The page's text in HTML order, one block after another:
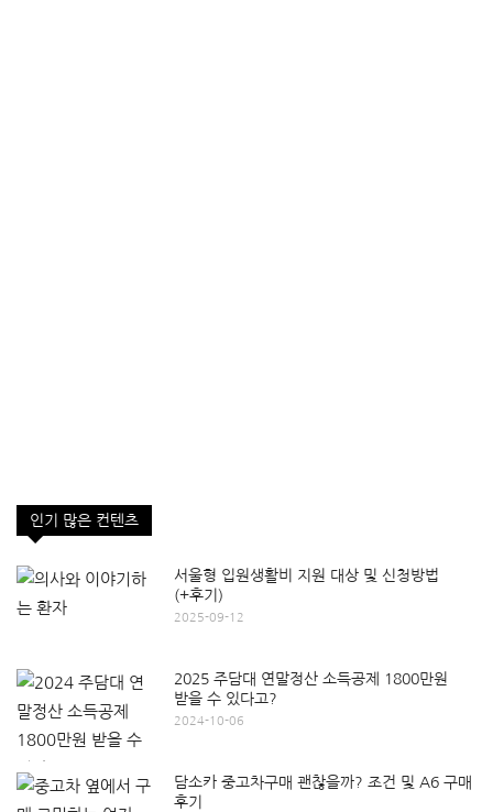
인기 많은 컨텐츠
서울형 입원생활비 지원 대상 및 신청방법
(+후기)
2025-09-12
2025 주담대 연말정산 소득공제 1800만원
받을 수 있다고?
2024-10-06
담소카 중고차구매 괜찮을까? 조건 및 A6 구매
후기